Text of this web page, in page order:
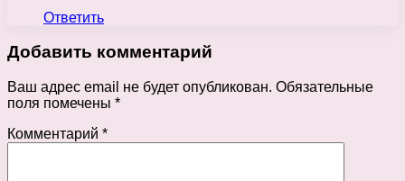
Ответить
Добавить комментарий
Ваш адрес email не будет опубликован. Обязательные
поля помечены *
Комментарий *